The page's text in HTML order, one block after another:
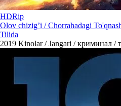
HDRip
Olov chizig’i / Chorrahadagi
Tilida
2019 Kinolar / Jangari / криминал /